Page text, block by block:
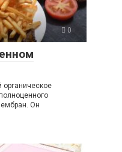
0
органическое
Он